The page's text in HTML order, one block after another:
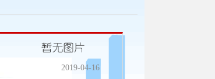
2019-04-16